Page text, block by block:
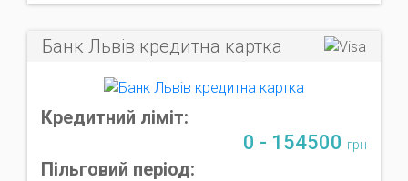
Банк Львів кредитна картка
Кредитний ліміт:
0 - 154500 грн
Пільговий період: